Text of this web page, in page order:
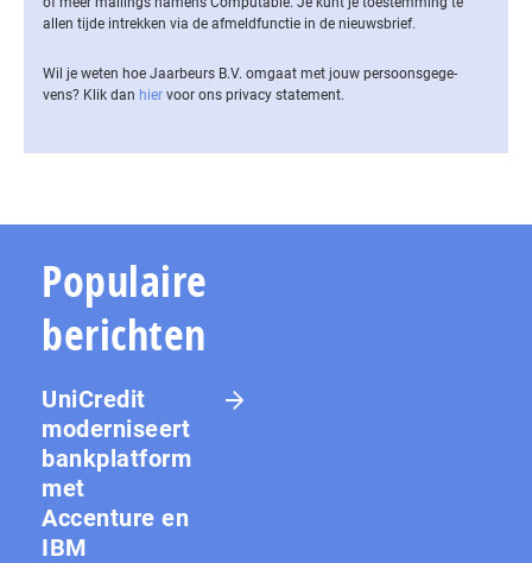
allen tijde intrekken via de af­meld­func­tie in de nieuwsbrief.
Wil je weten hoe Jaarbeurs B.V. omgaat met jouw per­soons­ge­ge­
vens? Klik dan hier voor ons privacy statement.
Populaire
berichten
UniCredit
moderniseert
bankplatform
met
Accenture en
IBM